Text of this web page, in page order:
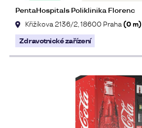
PentaHospitals Poliklinika Florenc
Křižíkova 2136/2, 18600 Praha(0 m)
Zdravotnické zařízení